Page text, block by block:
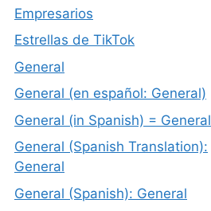
Empresarios
Estrellas de TikTok
General
General (en español: General)
General (in Spanish) = General
General (Spanish Translation):
General
General (Spanish): General